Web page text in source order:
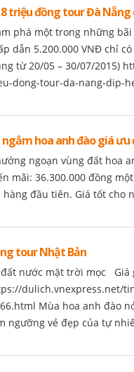
triệu đồng tour Đà Nẵng
phá một trong những
dẫn 5.200.000 VNĐ chỉ
từ 20/05 – 30/07/2015)
dong-tour-da-nang-dip-
hoa anh đào giá ưu
ngoạn vùng đất hoa
mãi: 36.300.000 đồng
đầu tiên. Giá tốt cho
tour Nhật Bản
nước mặt trời mọc Giá
dulich.vnexpress.net/
Mùa hoa anh đào
ngưỡng vẻ đẹp của tự